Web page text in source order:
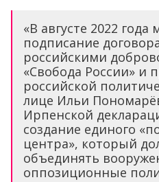
«В августе 2022
подписание
российскими
«Свобода России» и
российской
лице Ильи
Ирпенской
создание единого
центра», который
объединять
оппозиционные